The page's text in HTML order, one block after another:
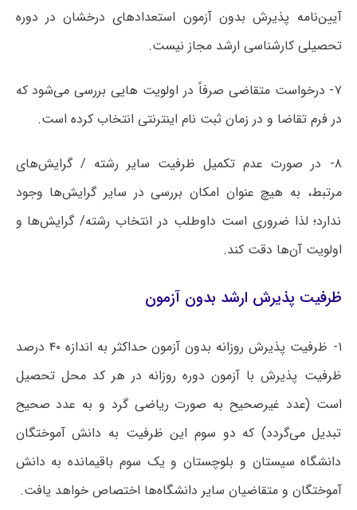
آیین‌نامه پذیرش بدون آزمون استعدادهای درخشان در دوره
تحصیلی کارشناسی ارشد مجاز نیست.
۷- درخواست متقاضی صرفاً در اولویت هایی بررسی می‌شود که
در فرم تقاضا و در زمان ثبت نام اینترنتی انتخاب کرده است.
۸- در صورت‌ عدم تکمیل ظرفیت سایر رشته / گرایش‌های
مرتبط، به هیچ عنوان امکان بررسی در سایر گرایش‌ها وجود
ندارد؛ لذا ضروری است داوطلب در انتخاب رشته/ گرایش‌ها و
اولویت آن‌ها دقت کند.
ظرفیت پذیرش ارشد بدون آزمون
۱- ظرفیت پذیرش روزانه بدون آزمون حداکثر به اندازه ۴۰ درصد
ظرفیت پذیرش با آزمون دوره روزانه در هر کد محل تحصیل
است (عدد غیرصحیح به صورت ریاضی گرد و به عدد صحیح
تبدیل می‌گردد) که دو سوم این ظرفیت به دانش آموختگان
دانشگاه سیستان و بلوچستان و یک سوم باقیمانده به دانش
آموختگان و متقاضیان سایر دانشگاه‌ها اختصاص خواهد یافت.